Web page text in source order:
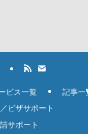
ビス一覧
ビザサポート
サポート
記事一